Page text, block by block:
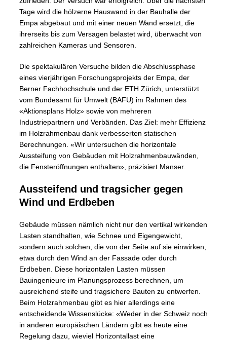
Tage wird die hölzerne Hauswand in der Bauhalle der
Empa abgebaut und mit einer neuen Wand ersetzt, die
ihrerseits bis zum Versagen belastet wird, überwacht von
zahlreichen Kameras und Sensoren.
Die spektakulären Versuche bilden die Abschlussphase
eines vierjährigen Forschungsprojekts der Empa, der
Berner Fachhochschule und der ETH Zürich, unterstützt
vom Bundesamt für Umwelt (BAFU) im Rahmen des
«Aktionsplans Holz» sowie von mehreren
Industriepartnern und Verbänden. Das Ziel: mehr Effizienz
im Holzrahmenbau dank verbesserten statischen
Berechnungen. «Wir untersuchen die horizontale
Aussteifung von Gebäuden mit Holzrahmenbauwänden,
die Fensteröffnungen enthalten», präzisiert Manser.
Aussteifend und tragsicher gegen
Wind und Erdbeben
Gebäude müssen nämlich nicht nur den vertikal wirkenden
Lasten standhalten, wie Schnee und Eigengewicht,
sondern auch solchen, die von der Seite auf sie einwirken,
etwa durch den Wind an der Fassade oder durch
Erdbeben. Diese horizontalen Lasten müssen
Bauingenieure im Planungsprozess berechnen, um
ausreichend steife und tragsichere Bauten zu entwerfen.
Beim Holzrahmenbau gibt es hier allerdings eine
entscheidende Wissenslücke: «Weder in der Schweiz noch
in anderen europäischen Ländern gibt es heute eine
Regelung dazu, wieviel Horizontallast eine